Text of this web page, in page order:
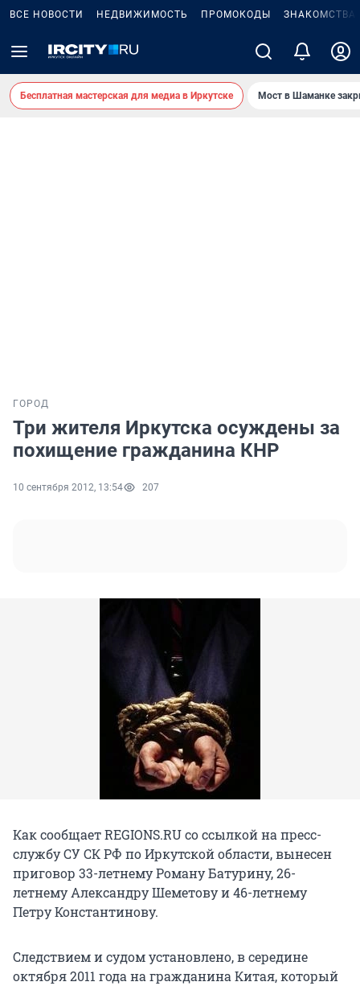
ВСЕ НОВОСТИ НЕДВИЖИМОСТЬ ПРОМОКОДЫ ЗНАКОМСТВА
Бесплатная мастерская для медиа в Иркутске Мост в Шаманке
ГОРОД
Три жителя Иркутска осуждены за
похищение гражданина КНР
10 сентября 2012, 13:54 207
Как сообщает REGIONS.RU со ссылкой на пресс-
службу СУ СК РФ по Иркутской области, вынесен
приговор 33-летнему Роману Батурину, 26-
летнему Александру Шеметову и 46-летнему
Петру Константинову.
Следствием и судом установлено, в середине
октября 2011 года на гражданина Китая, который